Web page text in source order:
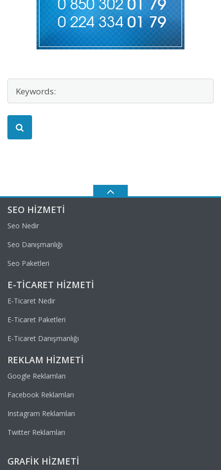
SEO HIZMETI
Seo Nedir
Seo Danışmanlığı
Seo Paketleri
E-TICARET HIZMETI
E-Ticaret Nedir
E-Ticaret Paketleri
E-Ticaret Danışmanlığı
REKLAM HIZMETI
Google Reklamları
Facebook Reklamları
Instagram Reklamları
Twitter Reklamları
GRAFIK HIZMETI